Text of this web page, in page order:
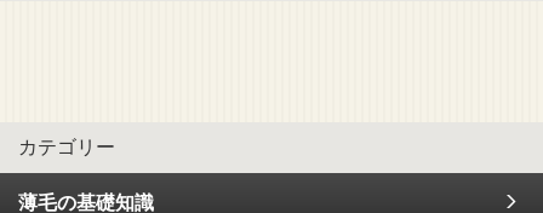
カテゴリー
薄毛の基礎知識